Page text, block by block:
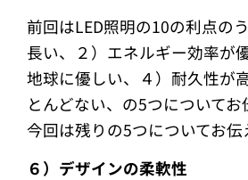
前回はLED照明の10の利点の
長い、２）エネルギー効率が
地球に優しい、４）耐久性が
とんどない、の5つについてお
今回は残りの5つについてお伝
６）デザインの柔軟性